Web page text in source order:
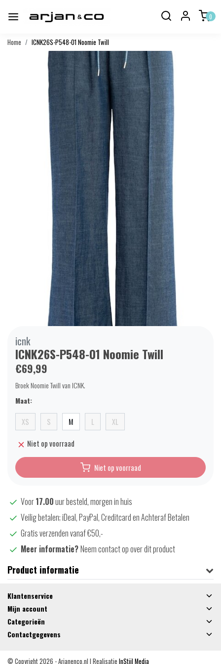
0
Home ICNK26S-P548-01 Noomie Twill
icnk
ICNK26S-P548-01 Noomie Twill
€69,99
Broek Noomie Twill van ICNK.
Maat:
XS S M L XL
Niet op voorraad
Niet op voorraad
Voor17.00uur besteld, morgen in huis
Veilig betalen; iDeal, PayPal, Creditcard en Achteraf Betalen
Gratis verzenden vanaf €50,-
Meer informatie?Neem contact op over dit product
Product informatie
Klantenservice
Mijn account
Categorieën
Contactgegevens
© Copyright 2026 - Arjanenco.nl | Realisatie InStijl Media